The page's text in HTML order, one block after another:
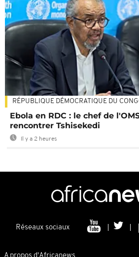
RÉPUBLIQUE DÉMOCRATIQUE DU
Ebola en RDC : le chef de
rencontrer Tshisekedi
Il y a 2 heures
Réseaux sociaux